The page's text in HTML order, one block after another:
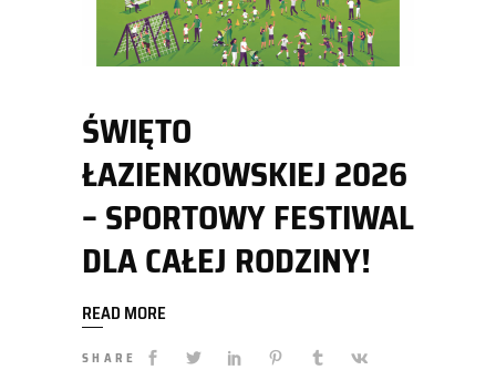
ŚWIĘTO
ŁAZIENKOWSKIEJ 2026
– SPORTOWY FESTIWAL
DLA CAŁEJ RODZINY!
READ MORE
SHARE